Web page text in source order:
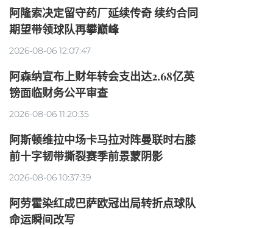
阿隆索决定留守药厂延续传奇 续约合同
期望带领球队再攀巅峰
2026-08-06 12:07:47
阿森纳宣布上财年转会支出达2.68亿英
镑面临财务公平审查
2026-08-06 11:20:35
阿斯顿维拉中场卡马拉对阵曼联时右膝
前十字韧带撕裂赛季前景蒙阴影
2026-08-06 10:37:39
阿劳霍染红成巴萨欧冠出局转折点球队
命运瞬间改写